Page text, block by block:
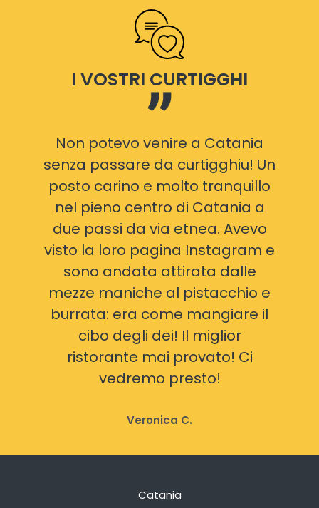
I VOSTRI CURTIGGHI
Non potevo venire a Catania
senza passare da curtigghiu! Un
posto carino e molto tranquillo
nel pieno centro di Catania a
due passi da via etnea. Avevo
visto la loro pagina Instagram e
sono andata attirata dalle
mezze maniche al pistacchio e
burrata: era come mangiare il
cibo degli dei! Il miglior
ristorante mai provato! Ci
vedremo presto!
Veronica C.
Catania